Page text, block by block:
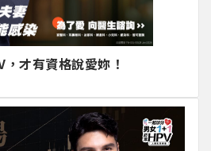
才有資格說愛妳！